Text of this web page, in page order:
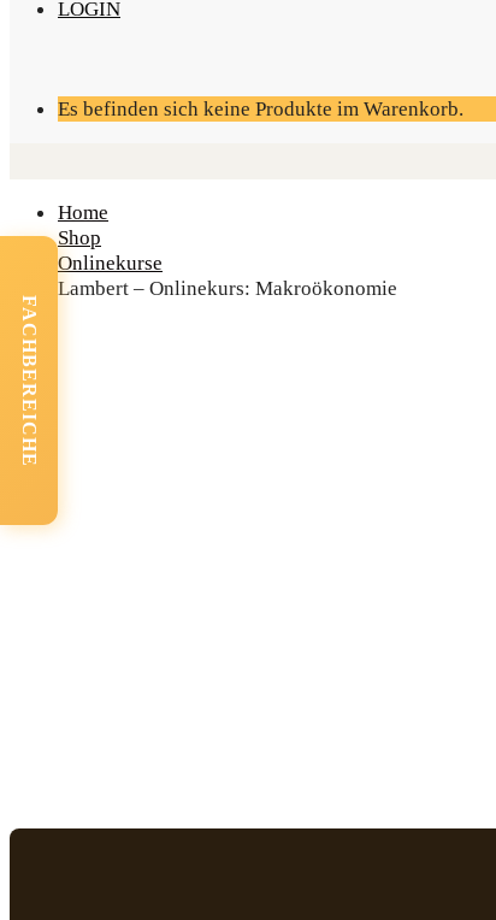
LOGIN
Es befinden sich keine Produkte im Warenkorb.
Home
Shop
Onlinekurse
Lam­bert – Online­kurs: Makroökonomie
FACHBEREICHE